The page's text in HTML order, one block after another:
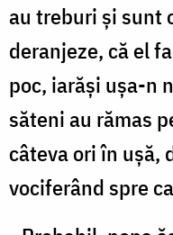
au treburi și sunt
deranjeze, că el
poc, iarăși ușa-n
săteni au rămas
câteva ori în ușă,
vociferând spre